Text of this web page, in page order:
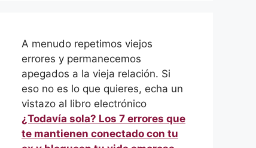
A menudo repetimos viejos
errores y permanecemos
apegados a la vieja relación. Si
eso no es lo que quieres, echa un
vistazo al libro electrónico
¿Todavía sola? Los 7 errores que
te mantienen conectado con tu